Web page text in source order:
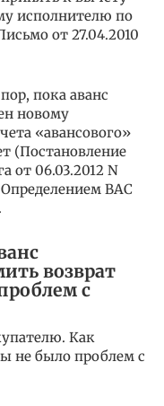
исполнителю по
от 27.04.2010
пока аванс
новому
«авансового»
(Постановление
от 06.03.2012 N
Определением ВАС
возврат
с
Как
не было проблем с